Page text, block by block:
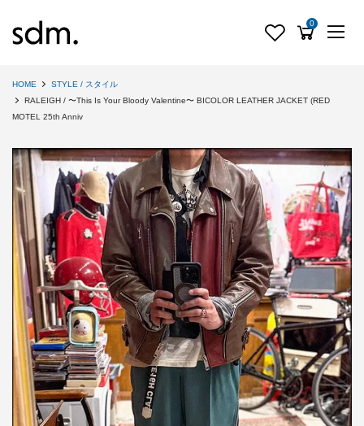
0
HOME
STYLE / スタイル
RALEIGH / 〜This Is Your Bloody Valentine〜 BICOLOR LEATHER JACKET (RED
MOTEL 25th Anniv